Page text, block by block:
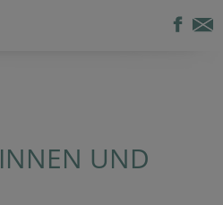
UND